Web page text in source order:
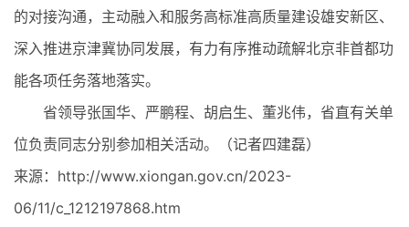
的对接沟通，主动融入和服务高标准高质量建设雄安新区、
深入推进京津冀协同发展，有力有序推动疏解北京非首都功
能各项任务落地落实。
省领导张国华、严鹏程、胡启生、董兆伟，省直有关单
位负责同志分别参加相关活动。（记者四建磊）
来源：http://www.xiongan.gov.cn/2023-
06/11/c_1212197868.htm